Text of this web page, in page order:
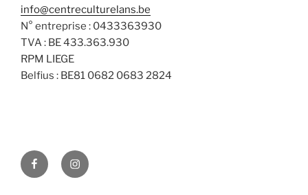
info@centreculturelans.be
N° entreprise : 0433363930
TVA : BE 433.363.930
RPM LIEGE
Belfius : BE81 0682 0683 2824
FacebookInstagram